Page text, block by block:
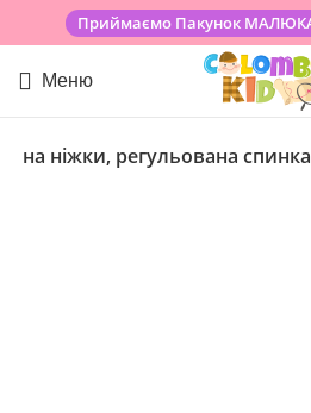
Приймаємо Пакунок
Меню
ніжки, регульована спинка